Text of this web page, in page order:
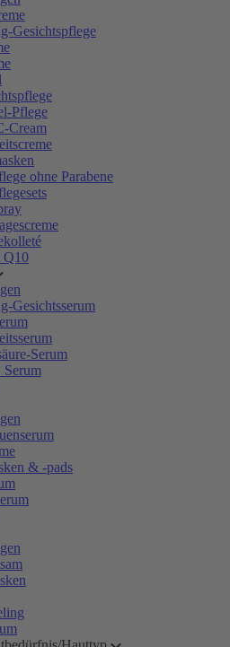
Gesichtspflege
Pflege
Cream
ohne Parabene
Q10
Gesichtsserum
Serum
& -pads